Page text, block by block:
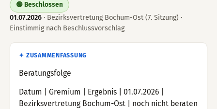
🟢 Beschlossen
01.07.2026 · Bezirksvertretung Bochum-Ost (7. Sitzung) ·
Einstimmig nach Beschlussvorschlag
✦ ZUSAMMENFASSUNG
Beratungsfolge
Datum | Gremium | Ergebnis | 01.07.2026 |
Bezirksvertretung Bochum-Ost | noch nicht beraten